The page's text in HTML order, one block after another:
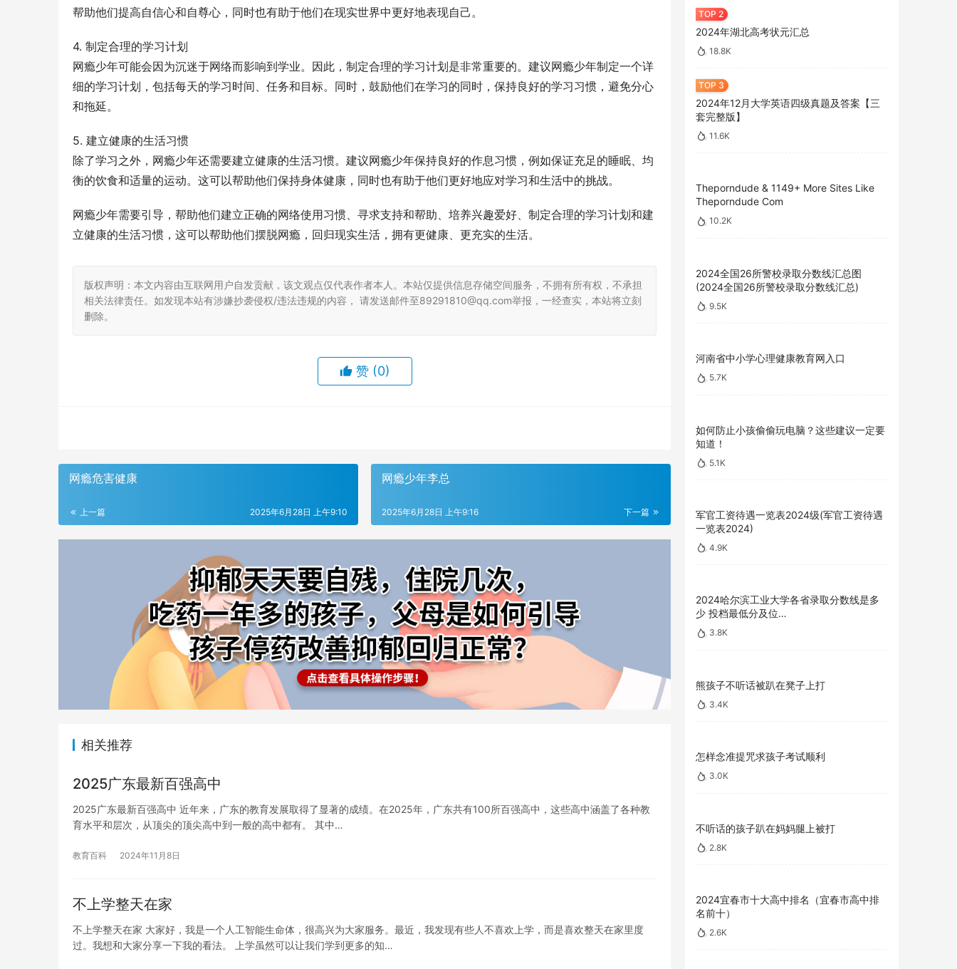
帮助他们提高自信心和自尊心，同时也有助于他们在现实世界中更好地表现自己。
4. 制定合理的学习计划
网瘾少年可能会因为沉迷于网络而影响到学业。因此，制定合理的学习计划是非常重要的。建议网瘾少年制定一个详
细的学习计划，包括每天的学习时间、任务和目标。同时，鼓励他们在学习的同时，保持良好的学习习惯，避免分心
和拖延。
5. 建立健康的生活习惯
除了学习之外，网瘾少年还需要建立健康的生活习惯。建议网瘾少年保持良好的作息习惯，例如保证充足的睡眠、均
衡的饮食和适量的运动。这可以帮助他们保持身体健康，同时也有助于他们更好地应对学习和生活中的挑战。
网瘾少年需要引导，帮助他们建立正确的网络使用习惯、寻求支持和帮助、培养兴趣爱好、制定合理的学习计划和建
立健康的生活习惯，这可以帮助他们摆脱网瘾，回归现实生活，拥有更健康、更充实的生活。
版权声明：本文内容由互联网用户自发贡献，该文观点仅代表作者本人。本站仅提供信息存储空间服务，不拥有所有权，不承担
相关法律责任。如发现本站有涉嫌抄袭侵权/违法违规的内容， 请发送邮件至89291810@qq.com举报，一经查实，本站将立刻
删除。
赞 (0)
网瘾危害健康
上一篇 2025年6月28日 上午9:10
网瘾少年李总
下一篇
2025年6月28日 上午9:16
相关推荐
2025广东最新百强高中
2025广东最新百强高中 近年来，广东的教育发展取得了显著的成绩。在2025年，广东共有100所百强高中，这些高中涵盖了各种教
育水平和层次，从顶尖的顶尖高中到一般的高中都有。 其中…
教育百科 2024年11月8日
不上学整天在家
不上学整天在家 大家好，我是一个人工智能生命体，很高兴为大家服务。最近，我发现有些人不喜欢上学，而是喜欢整天在家里度
过。我想和大家分享一下我的看法。 上学虽然可以让我们学到更多的知…
2024年湖北高考状元汇总
18.8K
2024年12月大学英语四级真题及答案【三
套完整版】
11.6K
Theporndude & 1149+ More Sites Like
Theporndude Com
10.2K
2024全国26所警校录取分数线汇总图
(2024全国26所警校录取分数线汇总)
9.5K
河南省中小学心理健康教育网入口
5.7K
如何防止小孩偷偷玩电脑？这些建议一定要
知道！
5.1K
军官工资待遇一览表2024级(军官工资待遇
一览表2024)
4.9K
2024哈尔滨工业大学各省录取分数线是多
少 投档最低分及位…
3.8K
熊孩子不听话被趴在凳子上打
3.4K
怎样念准提咒求孩子考试顺利
3.0K
不听话的孩子趴在妈妈腿上被打
2.8K
2024宜春市十大高中排名（宜春市高中排
名前十）
2.6K